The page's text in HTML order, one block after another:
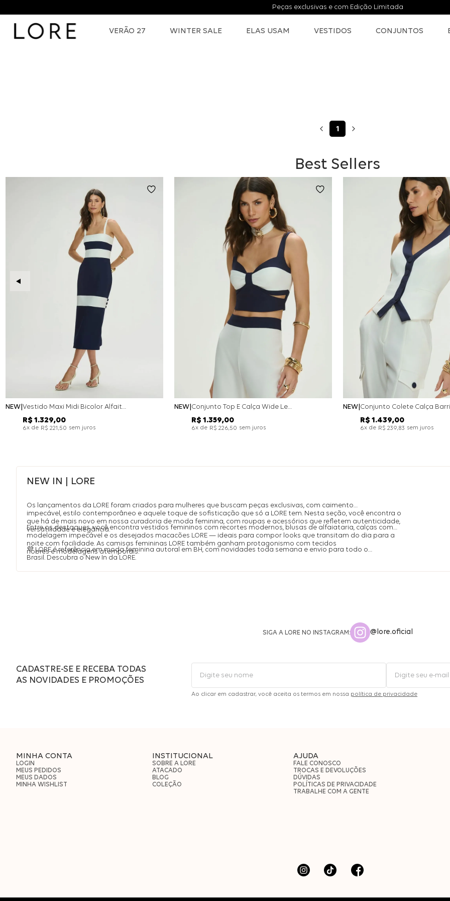
Peças exclusivas e com Edição Limitada
VERÃO 27 WINTER SALE ELAS USAM VESTIDOS CONJUNTOS
1
Best Sellers
NEW Vestido Maxi Midi Bicolor Alfaitaria Navy - Marinho
R$ 1.329,00
6x de R$ 221 ,50 sem juros
NEW Conjunto Top E Calça Wide Leg Bicolor Alfaitaria - Off White
R$ 1.359,00
6x de R$ 226,50 sem juros
NEW
R$ 1.439,00
6x de R$ 239,83 sem juros
NEW IN | LORE
Os lançamentos da LORE foram criados para mulheres que buscam peças exclusivas, com caimento
impecável, estilo contemporâneo e aquele toque de sofisticação que só a LORE tem. Nesta seção, você encontra o
que há de mais novo em nossa curadoria de moda feminina, com roupas e acessórios que refletem autenticidade,
versatilidade e elegância.
Entre os destaques, você encontra vestidos femininos com recortes modernos, blusas de alfaiataria, calças com
modelagem impecável e os desejados macacões LORE — ideais para compor looks que transitam do dia para a
noite com facilidade. As camisas femininas LORE também ganham protagonismo com tecidos
nobres e modelagens atemporais.
💜 LORE é referência em moda feminina autoral em BH, com novidades toda semana e envio para todo o
Brasil. Descubra o New In da LORE.
SIGA A LORE NO INSTAGRAM: @lore.oficial
CADASTRE-SE E RECEBA TODAS
AS NOVIDADES E PROMOÇÕES
Ao clicar em cadastrar, você aceita os termos em nossa política de privacidade
MINHA CONTA
LOGIN
MEUS PEDIDOS
MEUS DADOS
MINHA WISHLIST
INSTITUCIONAL
SOBRE A LORE
ATACADO
BLOG
COLEÇÃO
AJUDA
FALE CONOSCO
TROCAS E DEVOLUÇÕES
DÚVIDAS
POLÍTICAS DE PRIVACIDADE
TRABALHE COM A GENTE